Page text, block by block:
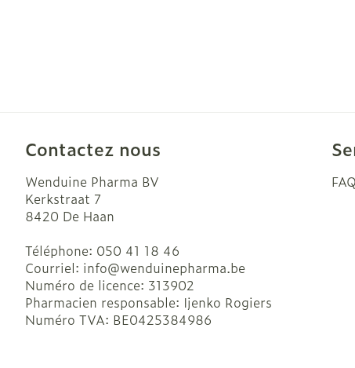
Contactez nous
Wenduine Pharma BV
Kerkstraat 7
8420 De Haan
Téléphone: 050 41 18 46
Courriel: info@wenduinepharma.be
Numéro de licence: 313902
Pharmacien responsable: Ijenko Rogiers
Numéro TVA: BE0425384986
FAQ